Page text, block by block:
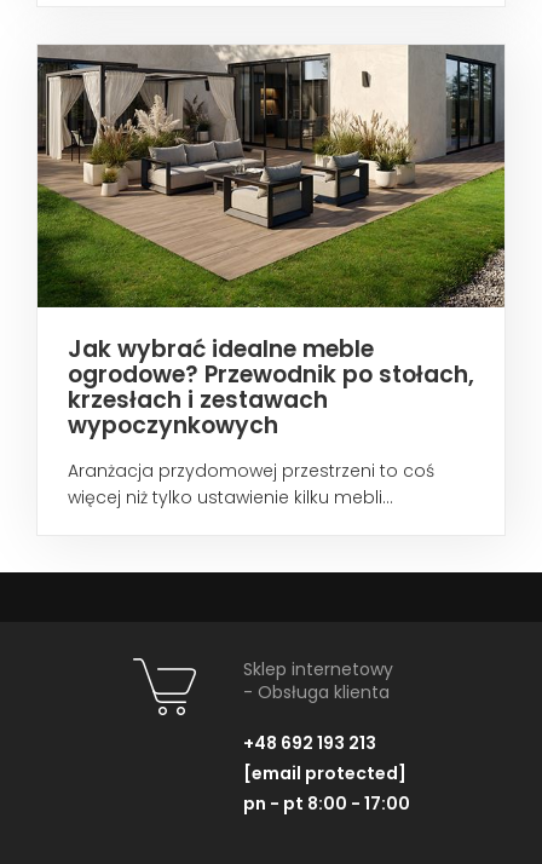
Jak wybrać idealne meble
ogrodowe? Przewodnik po stołach,
krzesłach i zestawach
wypoczynkowych
Aranżacja przydomowej przestrzeni to coś
więcej niż tylko ustawienie kilku mebli...
Sklep internetowy
- Obsługa klienta
+48 692 193 213
[email protected]
pn - pt 8:00 - 17:00